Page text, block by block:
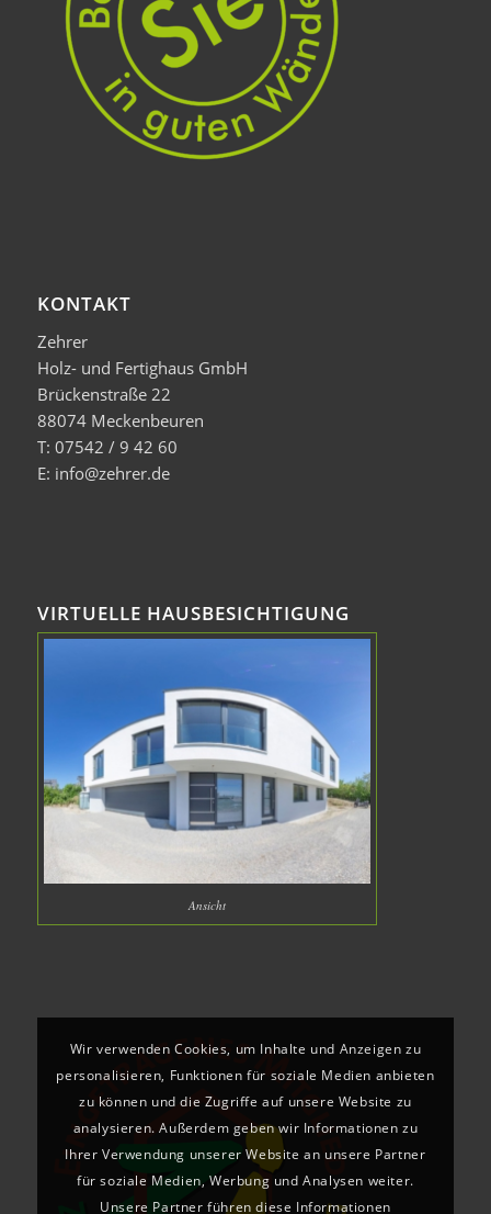
KONTAKT
Zehrer
Holz- und Fertighaus GmbH
Brückenstraße 22
88074 Meckenbeuren
T: 07542 / 9 42 60
E: info@zehrer.de
VIRTUELLE HAUSBESICHTIGUNG
Ansicht
Wir verwenden Cookies, um Inhalte und Anzeigen zu
personalisieren, Funktionen für soziale Medien anbieten
zu können und die Zugriffe auf unsere Website zu
analysieren. Außerdem geben wir Informationen zu
Ihrer Verwendung unserer Website an unsere Partner
für soziale Medien, Werbung und Analysen weiter.
Unsere Partner führen diese Informationen